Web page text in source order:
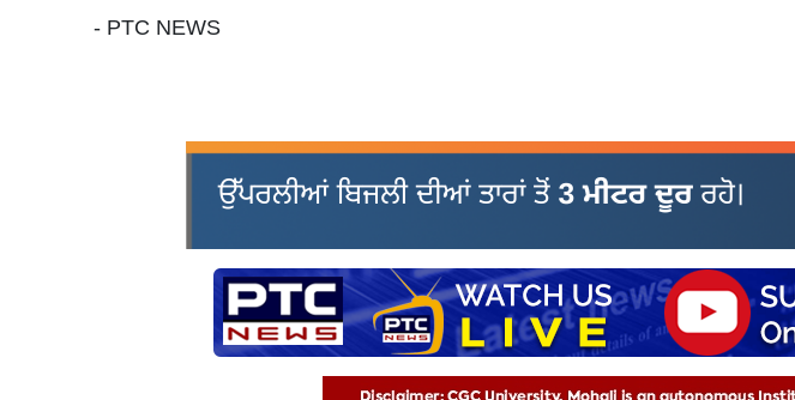
- PTC NEWS